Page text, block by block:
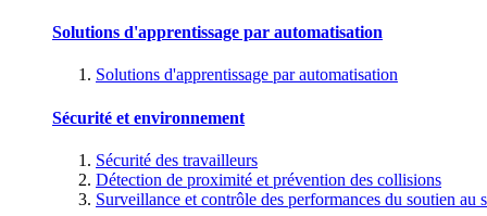
Solutions d'apprentissage par automatisation
Solutions d'apprentissage par automatisation
Sécurité et environnement
Sécurité des travailleurs
Détection de proximité et prévention des collisions
Surveillance et contrôle des performances du soutien au